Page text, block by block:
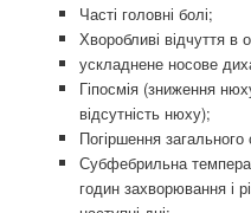
Часті головні болі;
Хворобливі відчуття в
ускладнене носове
Гіпосмія (зниження
відсутність нюху);
Погіршення загального
Субфебрильна
годин захворювання і